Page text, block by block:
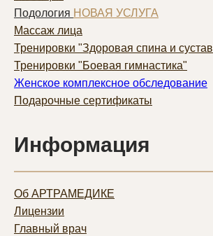
Подология НОВАЯ УСЛУГА
Массаж лица
Тренировки "Здоровая спина и
Тренировки "Боевая гимнастика"
Женское комплексное обследование
Подарочные сертификаты
Информация
Об АРТРАМЕДИКЕ
Лицензии
Главный врач